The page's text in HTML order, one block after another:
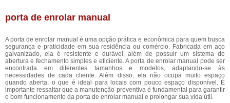
porta de enrolar manual
A porta de enrolar manual é uma opção prática e econômica para quem busca
segurança e praticidade em sua residência ou comércio. Fabricada em aço
galvanizado, ela é resistente e durável, além de possuir um sistema de
abertura e fechamento simples e eficiente. A porta de enrolar manual pode ser
encontrada em diferentes tamanhos e modelos, adaptando-se às
necessidades de cada cliente. Além disso, ela não ocupa muito espaço
quando aberta, o que é ideal para locais com pouco espaço disponível. É
importante ressaltar que a manutenção preventiva é fundamental para garantir
o bom funcionamento da porta de enrolar manual e prolongar sua vida útil.